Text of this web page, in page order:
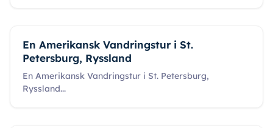
En Amerikansk Vandringstur i St.
Petersburg, Ryssland
En Amerikansk Vandringstur i St. Petersburg,
Ryssland...